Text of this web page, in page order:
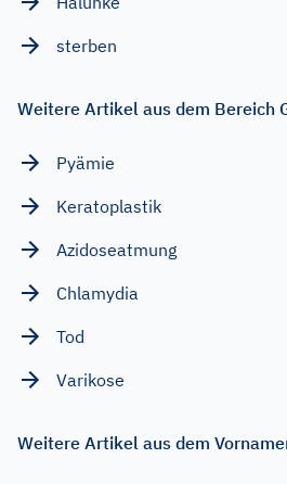
sterben
Weitere Artikel aus dem Bereich
Pyämie
Keratoplastik
Azidoseatmung
Chlamydia
Tod
Varikose
Weitere Artikel aus dem